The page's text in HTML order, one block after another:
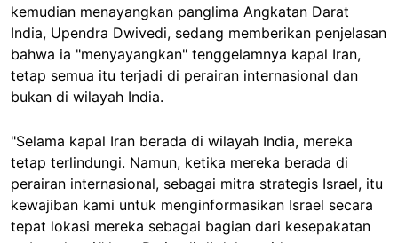
kemudian menayangkan panglima Angkatan Darat
India, Upendra Dwivedi, sedang memberikan penjelasan
bahwa ia "menyayangkan" tenggelamnya kapal Iran,
tetap semua itu terjadi di perairan internasional dan
bukan di wilayah India.
"Selama kapal Iran berada di wilayah India, mereka
tetap terlindungi. Namun, ketika mereka berada di
perairan internasional, sebagai mitra strategis Israel, itu
kewajiban kami untuk menginformasikan Israel secara
tepat lokasi mereka sebagai bagian dari kesepakatan